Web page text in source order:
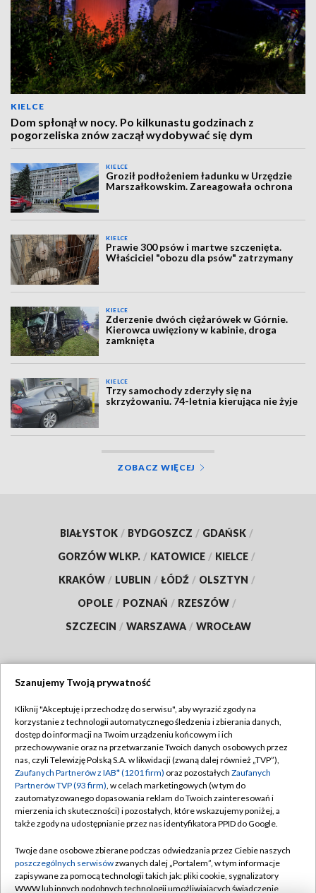
KIELCE
Dom spłonął w nocy. Po kilkunastu godzinach z
pogorzeliska znów zaczął wydobywać się dym
KIELCE
Groził podłożeniem ładunku w Urzędzie
Marszałkowskim. Zareagowała ochrona
KIELCE
Prawie 300 psów i martwe szczenięta.
Właściciel "obozu dla psów" zatrzymany
KIELCE
Zderzenie dwóch ciężarówek w Górnie.
Kierowca uwięziony w kabinie, droga
zamknięta
KIELCE
Trzy samochody zderzyły się na
skrzyżowaniu. 74-letnia kierująca nie żyje
ZOBACZ WIĘCEJ
BIAŁYSTOK / BYDGOSZCZ / GDAŃSK /
GORZÓW WLKP. / KATOWICE / KIELCE /
KRAKÓW / LUBLIN / ŁÓDŹ / OLSZTYN /
OPOLE / POZNAŃ / RZESZÓW /
SZCZECIN / WARSZAWA / WROCŁAW
TVP
Abonament TVP
Emisja w TVP
Centrum informacji TVP
Naziemna Telewizja Cyfrowa
Rada Programowa
System NOS
Regulamin TVP
Polityka prywatności
Moje zgody
Pomoc
Kontakt
Szanujemy Twoją prywatność
Kliknij "Akceptuję i przechodzę do serwisu", aby wyrazić zgody na
korzystanie z technologii automatycznego śledzenia i zbierania danych,
dostęp do informacji na Twoim urządzeniu końcowym i ich
przechowywanie oraz na przetwarzanie Twoich danych osobowych przez
nas, czyli Telewizję Polską S.A. w likwidacji (zwaną dalej również „TVP”),
Zaufanych Partnerów z IAB* (1201 firm) oraz pozostałych Zaufanych
Partnerów TVP (93 firm), w celach marketingowych (w tym do
zautomatyzowanego dopasowania reklam do Twoich zainteresowań i
mierzenia ich skuteczności) i pozostałych, które wskazujemy poniżej, a
także zgody na udostępnianie przez nas identyfikatora PPID do Google.
Twoje dane osobowe zbierane podczas odwiedzania przez Ciebie naszych
poszczególnych serwisówzwanych dalej „Portalem”, w tym informacje
zapisywane za pomocą technologii takich jak: pliki cookie, sygnalizatory
WWW lub innych podobnych technologii umożliwiających świadczenie